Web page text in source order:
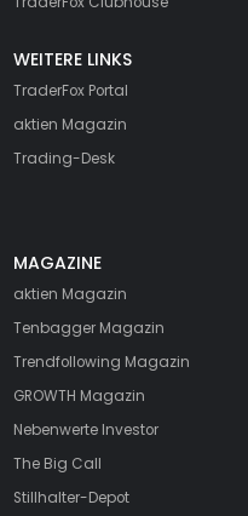
WEITERE LINKS
TraderFox Portal
aktien Magazin
Trading-Desk
MAGAZINE
aktien Magazin
Tenbagger Magazin
Trendfollowing Magazin
GROWTH Magazin
Nebenwerte Investor
The Big Call
Stillhalter-Depot